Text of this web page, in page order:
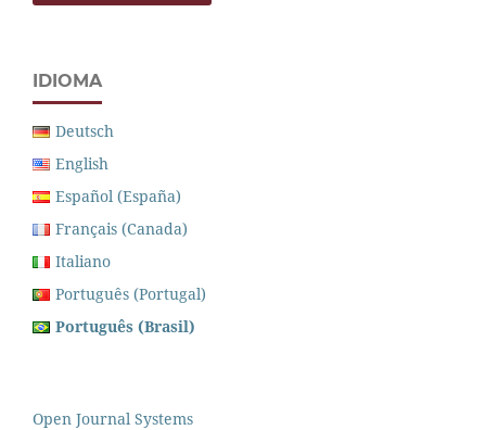
IDIOMA
Deutsch
English
Español (España)
Français (Canada)
Italiano
Português (Portugal)
Português (Brasil)
Open Journal Systems